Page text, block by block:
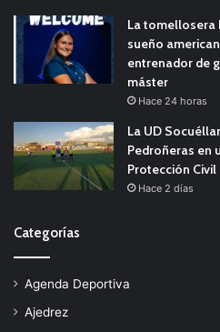
La tomellosera
sueño
entrenador de
máster
Hace 24 horas
La UD
Pedroñeras en
Protección Civil
Hace 2 días
Categorías
Agenda Deportiva
Ajedrez